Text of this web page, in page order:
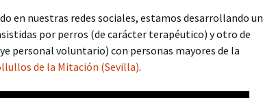
en nuestras redes sociales, estamos desarrollando un
por perros (de carácter terapéutico) y otro de
personal voluntario) con personas mayores de la
de la Mitación (Sevilla).